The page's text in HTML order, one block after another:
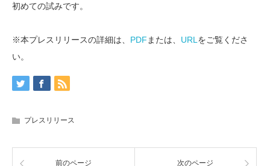
初めての試みです。
※本プレスリリースの詳細は、 PDF または、 URL をご覧くださ
い。
プレスリリース
前のページ 次のページ